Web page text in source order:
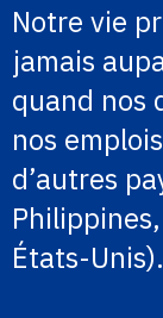
Notre vie
jamais
quand nos
nos
d’autres
États-Unis).